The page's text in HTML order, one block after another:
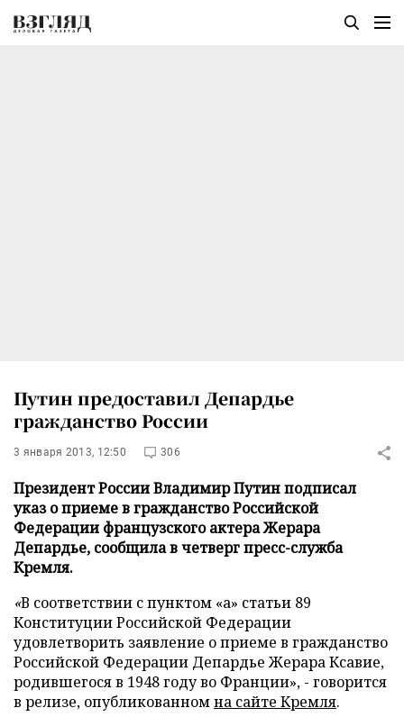
Путин предоставил Депардье
гражданство России
3 января 2013, 12:50 306
Президент России Владимир Путин подписал
указ о приеме в гражданство Российской
Федерации французского актера Жерара
Депардье, сообщила в четверг пресс-служба
Кремля.
«В соответствии с пунктом «а» статьи 89
Конституции Российской Федерации
удовлетворить заявление о приеме в гражданство
Российской Федерации Депардье Жерара Ксавие,
родившегося в 1948 году во Франции», - говорится
в релизе, опубликованномна сайте Кремля.